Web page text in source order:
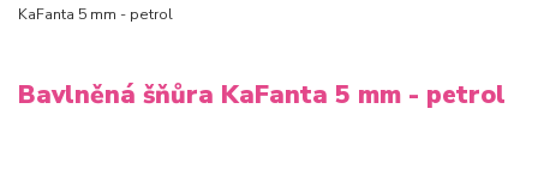
KaFanta 5 mm - petrol
Bavlněná šňůra KaFanta 5 mm - petrol